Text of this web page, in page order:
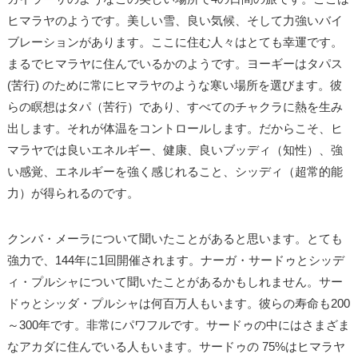
ヒマラヤのようです。美しい雪、良い気候、そして力強いバイ
ブレーションがあります。ここに住む人々はとても幸運です。
まるでヒマラヤに住んでいるかのようです。ヨーギーはタパス
(苦行) のために常にヒマラヤのような寒い場所を選びます。彼
らの瞑想はタパ（苦行）であり、すべてのチャクラに熱を生み
出します。それが体温をコントロールします。だからこそ、ヒ
マラヤでは良いエネルギー、健康、良いブッディ（知性）、強
い感覚、エネルギーを強く感じれること、シッディ（超常的能
力）が得られるのです。
クンバ・メーラについて聞いたことがあると思います。とても
強力で、144年に1回開催されます。ナーガ・サードゥとシッデ
ィ・プルシャについて聞いたことがあるかもしれません。サー
ドゥとシッダ・プルシャは何百万人もいます。彼らの寿命も200
～300年です。非常にパワフルです。サードゥの中にはさまざま
なアカダに住んでいる人もいます。サードゥの 75%はヒマラヤ